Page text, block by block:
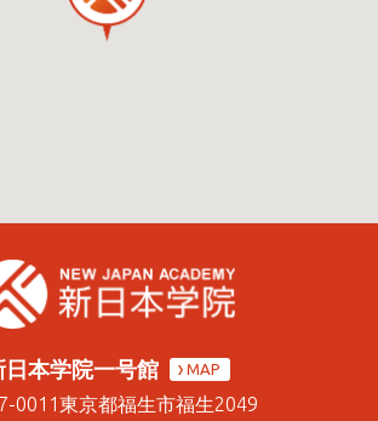
日本学院一号館 MAP
0011東京都福生市福生2049